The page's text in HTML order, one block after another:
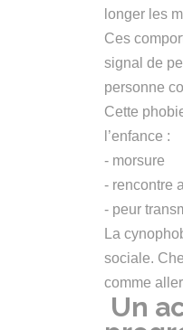
longer les
Ces
signal de
personne
Cette
l’enfance :
- morsure
- rencontre
- peur
La
sociale.
comme
Un